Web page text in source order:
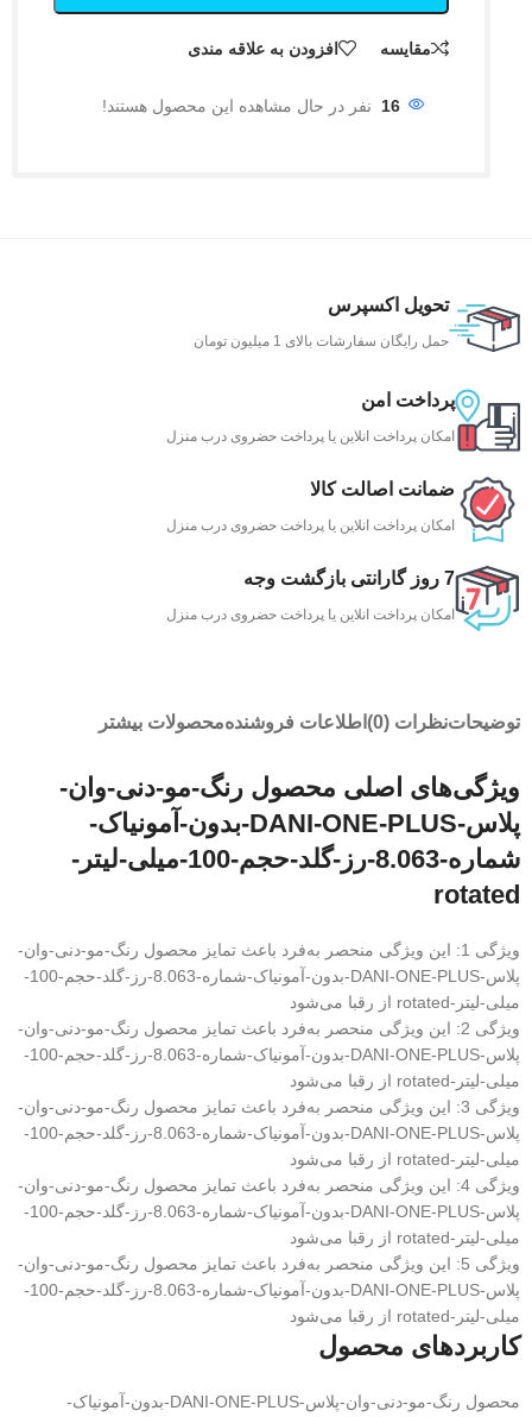
مقایسه افزودن به علاقه مندی
16 نفر در حال مشاهده این محصول هستند!
تحویل اکسپرس
حمل رایگان سفارشات بالای 1 میلیون تومان
پرداخت امن
امکان پرداخت انلاین یا پرداخت حضروی درب منزل
ضمانت اصالت کالا
امکان پرداخت انلاین یا پرداخت حضروی درب منزل
7 روز گارانتی بازگشت وجه
امکان پرداخت انلاین یا پرداخت حضروی درب منزل
توضیحاتنظرات (0) اطلاعات فروشندهمحصولات بیشتر
ویژگی‌های اصلی محصول رنگ-مو-دنی-وان-
پلاس-DANI-ONE-PLUS-بدون-آمونیاک-
شماره-8.063-رز-گلد-حجم-100-میلی-لیتر-
rotated
ویژگی 1: این ویژگی منحصر به‌فرد باعث تمایز محصول رنگ-مو-دنی-وان-
پلاس-DANI-ONE-PLUS-بدون-آمونیاک-شماره-8.063-رز-گلد-حجم-100-
میلی-لیتر-rotated از رقبا می‌شود
ویژگی 2: این ویژگی منحصر به‌فرد باعث تمایز محصول رنگ-مو-دنی-وان-
پلاس-DANI-ONE-PLUS-بدون-آمونیاک-شماره-8.063-رز-گلد-حجم-100-
میلی-لیتر-rotated از رقبا می‌شود
ویژگی 3: این ویژگی منحصر به‌فرد باعث تمایز محصول رنگ-مو-دنی-وان-
پلاس-DANI-ONE-PLUS-بدون-آمونیاک-شماره-8.063-رز-گلد-حجم-100-
میلی-لیتر-rotated از رقبا می‌شود
ویژگی 4: این ویژگی منحصر به‌فرد باعث تمایز محصول رنگ-مو-دنی-وان-
پلاس-DANI-ONE-PLUS-بدون-آمونیاک-شماره-8.063-رز-گلد-حجم-100-
میلی-لیتر-rotated از رقبا می‌شود
ویژگی 5: این ویژگی منحصر به‌فرد باعث تمایز محصول رنگ-مو-دنی-وان-
پلاس-DANI-ONE-PLUS-بدون-آمونیاک-شماره-8.063-رز-گلد-حجم-100-
میلی-لیتر-rotated از رقبا می‌شود
کاربردهای محصول
محصول رنگ-مو-دنی-وان-پلاس-DANI-ONE-PLUS-بدون-آمونیاک-